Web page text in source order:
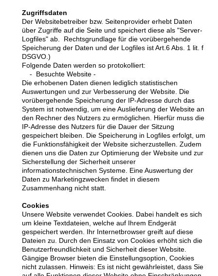
Zugriffsdaten
Der Websitebetreiber bzw. Seitenprovider erhebt Daten
über Zugriffe auf die Seite und speichert diese als "Server-
Logfiles" ab. Rechtsgrundlage für die vorübergehende
Speicherung der Daten und der Logfiles ist Art.6 Abs. 1 lit. f
DSGVO.)
Folgende Daten werden so protokolliert:
- Besuchte Website -
Die erhobenen Daten dienen lediglich statistischen
Auswertungen und zur Verbesserung der Website. Die
vorübergehende Speicherung der IP-Adresse durch das
System ist notwendig, um eine Auslieferung der Website an
den Rechner des Nutzers zu ermöglichen. Hierfür muss die
IP-Adresse des Nutzers für die Dauer der Sitzung
gespeichert bleiben. Die Speicherung in Logfiles erfolgt, um
die Funktionsfähigkeit der Website sicherzustellen. Zudem
dienen uns die Daten zur Optimierung der Website und zur
Sicherstellung der Sicherheit unserer
informationstechnischen Systeme. Eine Auswertung der
Daten zu Marketingzwecken findet in diesem
Zusammenhang nicht statt.
Cookies
Unsere Website verwendet Cookies. Dabei handelt es sich
um kleine Textdateien, welche auf Ihrem Endgerät
gespeichert werden. Ihr Internetbrowser greift auf diese
Dateien zu. Durch den Einsatz von Cookies erhöht sich die
Benutzerfreundlichkeit und Sicherheit dieser Website.
Gängige Browser bieten die Einstellungsoption, Cookies
nicht zulassen. Hinweis: Es ist nicht gewährleistet, dass Sie